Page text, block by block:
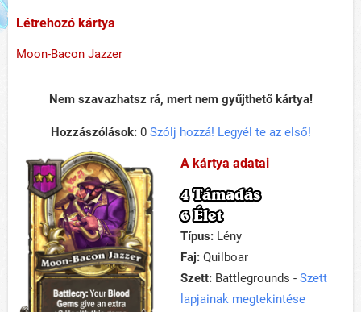
Létrehozó kártya
Moon-Bacon Jazzer
Nem szavazhatsz rá, mert nem gyűjthető kártya!
Hozzászólások:0 Szólj hozzá! Legyél te az első!
A kártya adatai
4 Támadás
6 Élet
Típus: Lény
Faj: Quilboar
Szett: Battlegrounds - Szett
lapjainak megtekintése